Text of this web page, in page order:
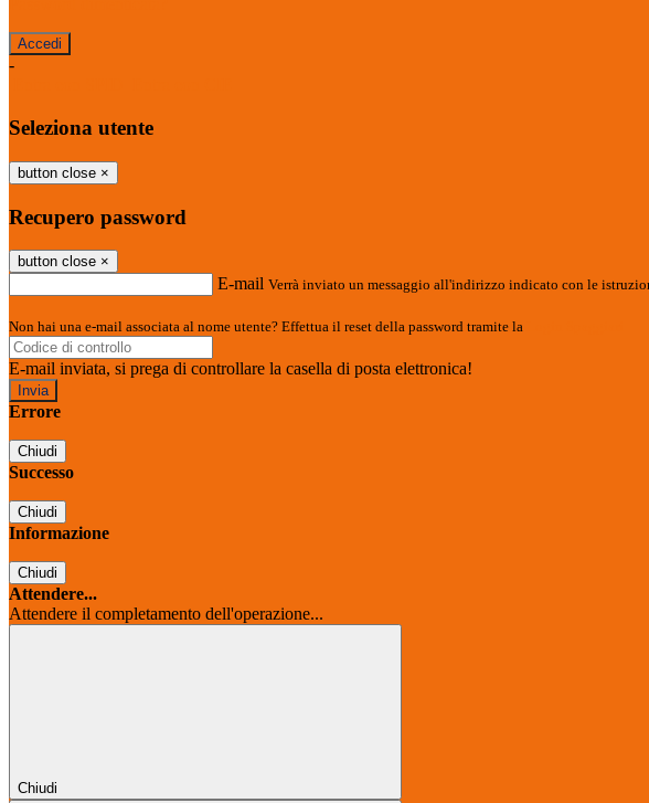
-
Seleziona utente
button close ×
Recupero password
button close ×
E-mail Verrà inviato un messaggio all'indirizzo indicato con le
Non hai una e-mail associata al nome utente? Effettua il reset della password tramite la
E-mail inviata, si prega di controllare la casella di posta elettronica!
Errore
Chiudi
Successo
Chiudi
Informazione
Chiudi
Attendere...
Attendere il completamento dell'operazione...
Chiudi